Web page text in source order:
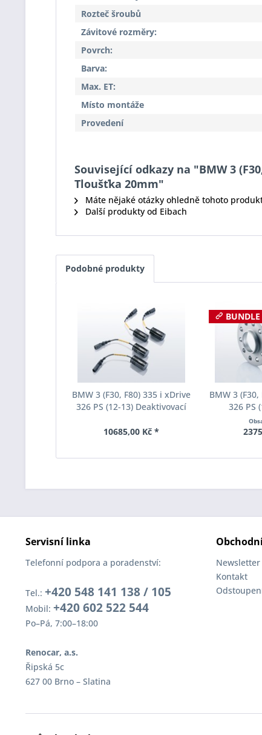
Rozteč šroubů
Závitové rozměry:
Povrch:
Barva:
Max. ET:
Místo montáže
Provedení
Související odkazy na "BMW 3
Tloušťka 20mm"
Máte nějaké otázky ohledně tohoto
Další produkty od Eibach
Podobné produkty
BMW 3 (F30, F80) 335 i xDrive
326 PS (12-13) Deaktivovací
AM65-20-030-01-22
10685,00 Kč *
BUNDLE
BMW 3
326 PS
rozchodu
S90-2-
Servisní linka
Telefonní podpora a poradenství:
Tel.: +420 548 141 138 / 105
Mobil: +420 602 522 544
Po–Pá, 7:00–18:00
Renocar, a.s.
Řipská 5c
627 00 Brno – Slatina
Newsletter
Kontakt